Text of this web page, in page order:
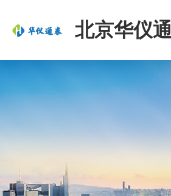
北京华仪
司